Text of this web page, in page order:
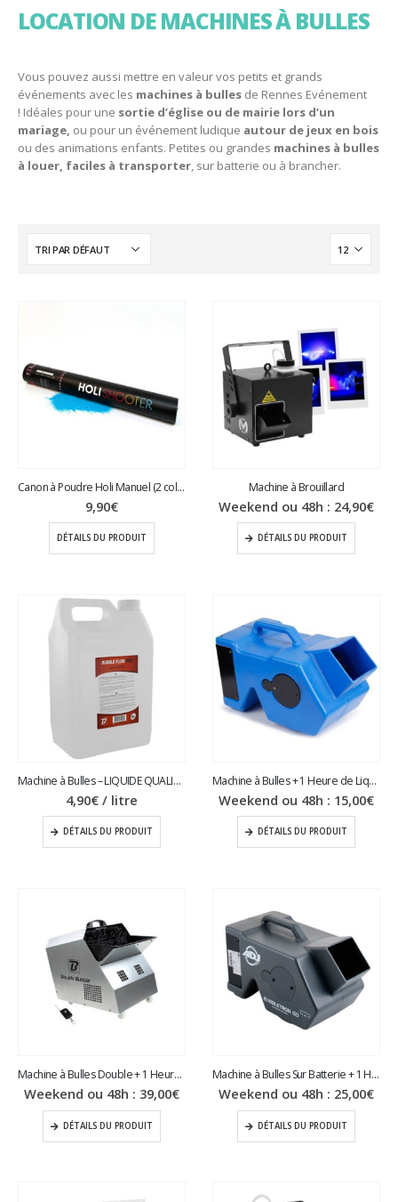
LOCATION DE MACHINES À BULLES
Vous pouvez aussi mettre en valeur vos petits et grands
événements avec les machines à bulles de Rennes Evénement
! Idéales pour une sortie d’église ou de mairie lors d’un
mariage, ou pour un événement ludique autour de jeux en bois
ou des animations enfants. Petites ou grandes machines à bulles
à louer, faciles à transporter, sur batterie ou à brancher.
Canon à Poudre Holi Manuel (2 coloris)
9,90€
DÉTAILS DU PRODUIT
Machine à Brouillard
Weekend ou 48h : 24,90€
DÉTAILS DU PRODUIT
Machine à Bulles – LIQUIDE QUALITE PRO
4,90€ / litre
DÉTAILS DU PRODUIT
Machine à Bulles + 1 Heure de Liquide
Weekend ou 48h : 15,00€
DÉTAILS DU PRODUIT
Machine à Bulles Double + 1 Heure de Liquide
Weekend ou 48h : 39,00€
DÉTAILS DU PRODUIT
Machine à Bulles Sur Batterie + 1 Heure de Liquide
Weekend ou 48h : 25,00€
DÉTAILS DU PRODUIT